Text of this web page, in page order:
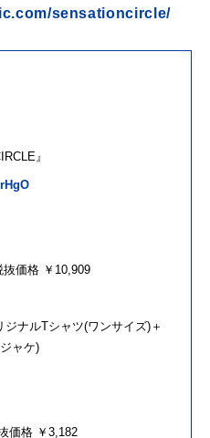
sensationcircle/
』
価格 ￥ 10,909
ジナルTシャツ(ワンサイズ) ＋
ャケ)
価格 ￥ 3,182